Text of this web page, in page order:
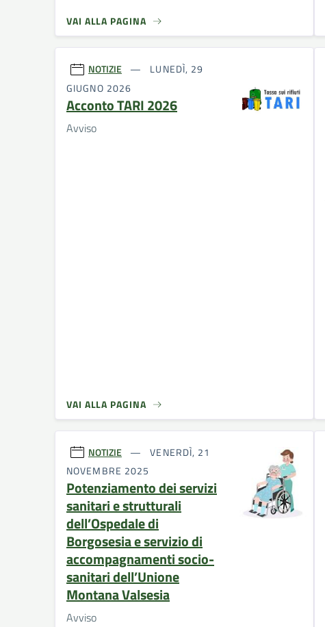
VAI ALLA PAGINA
NOTIZIE
LUNEDÌ, 29
GIUGNO 2026
Acconto TARI 2026
Avviso
VAI ALLA PAGINA
NOTIZIE
VENERDÌ, 21
NOVEMBRE 2025
Potenziamento dei servizi
sanitari e strutturali
dell’Ospedale di
Borgosesia e servizio di
accompagnamenti socio-
sanitari dell’Unione
Montana Valsesia
Avviso